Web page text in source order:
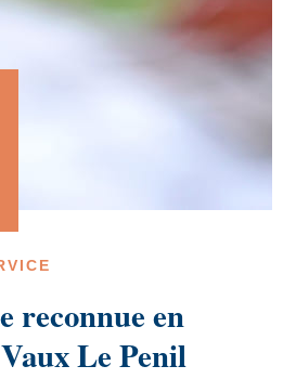
reconnue en
Le Penil